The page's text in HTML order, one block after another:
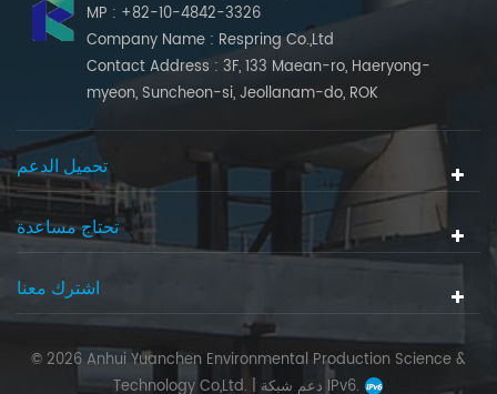
MP : +82-10-4842-3326
Company Name : Respring Co.,Ltd
Contact Address : 3F, 133 Maean-ro, Haeryong-
myeon, Suncheon-si, Jeollanam-do, ROK
تحميل الدعم
تحتاج مساعدة
اشترك معنا
© 2026 Anhui Yuanchen Environmental Production Science &
Technology Co,Ltd. |
دعم شبكة IPv6.